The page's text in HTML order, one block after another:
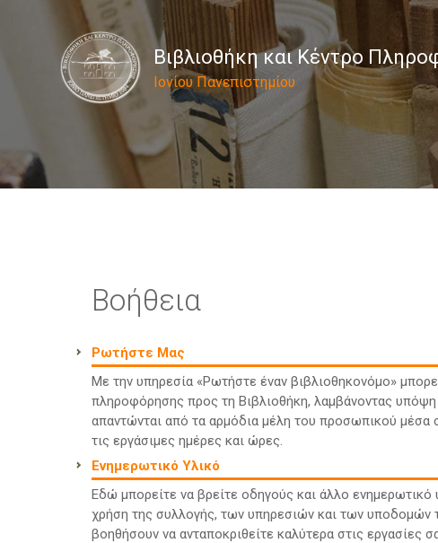
Βιβλιοθήκη και Κέντρο
Ιονίου Πανεπιστημίου
Βοήθεια
Ρωτήστε Μας
Με την υπηρεσία «Ρωτήστε έναν βιβλιοθηκονόμο»
πληροφόρησης προς τη Βιβλιοθήκη, λαμβάνοντας
απαντώνται από τα αρμόδια μέλη του προσωπικού μέσα
τις εργάσιμες ημέρες και ώρες.
Ενημερωτικό Υλικό
Εδώ μπορείτε να βρείτε οδηγούς και άλλο
χρήση της συλλογής, των υπηρεσιών και των υποδομών
βοηθήσουν να ανταποκριθείτε καλύτερα στις εργασίες